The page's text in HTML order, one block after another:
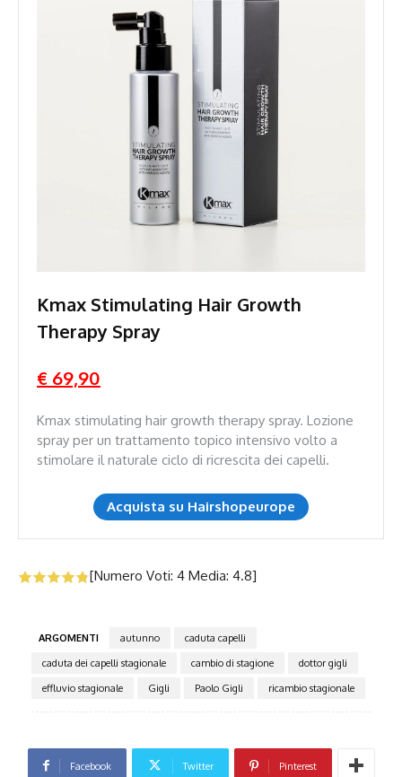
Kmax Stimulating Hair Growth
Therapy Spray
€ 69,90
Kmax stimulating hair growth therapy spray. Lozione
spray per un trattamento topico intensivo volto a
stimolare il naturale ciclo di ricrescita dei capelli.
Acquista su Hairshopeurope
[Numero Voti: 4 Media: 4.8]
ARGOMENTI autunno
caduta capelli
caduta dei capelli stagionale
cambio di stagione
dottor gigli
effluvio stagionale
Gigli Paolo Gigli ricambio stagionale
Facebook Twitter Pinterest